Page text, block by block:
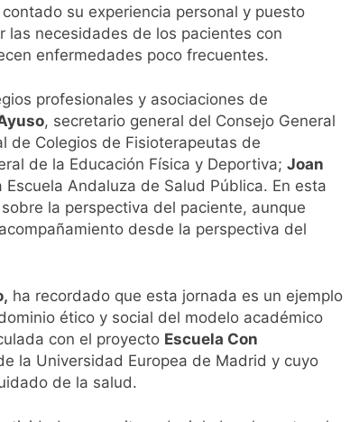
su experiencia personal y puesto
las necesidades de los pacientes con
enfermedades poco frecuentes.
profesionales y asociaciones de
, secretario general del Consejo General
de Colegios de Fisioterapeutas de
de la Educación Física y Deportiva; Joan
Andaluza de Salud Pública. En esta
la perspectiva del paciente, aunque
desde la perspectiva del
ha recordado que esta jornada es un ejemplo
ético y social del modelo académico
con el proyecto Escuela Con
la Universidad Europea de Madrid y cuyo
de la salud.